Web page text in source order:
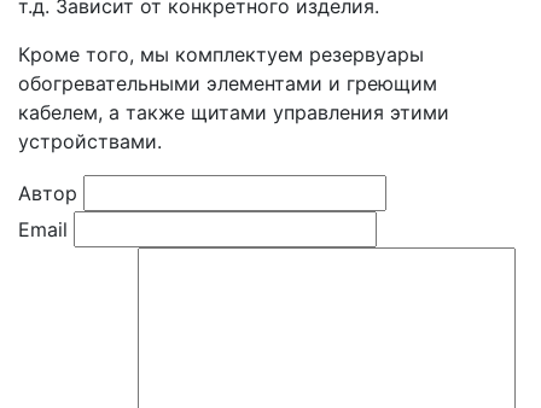
т.д. Зависит от конкретного изделия.
Кроме того, мы комплектуем резервуары
обогревательными элементами и греющим
кабелем, а также щитами управления этими
устройствами.
Автор
Email